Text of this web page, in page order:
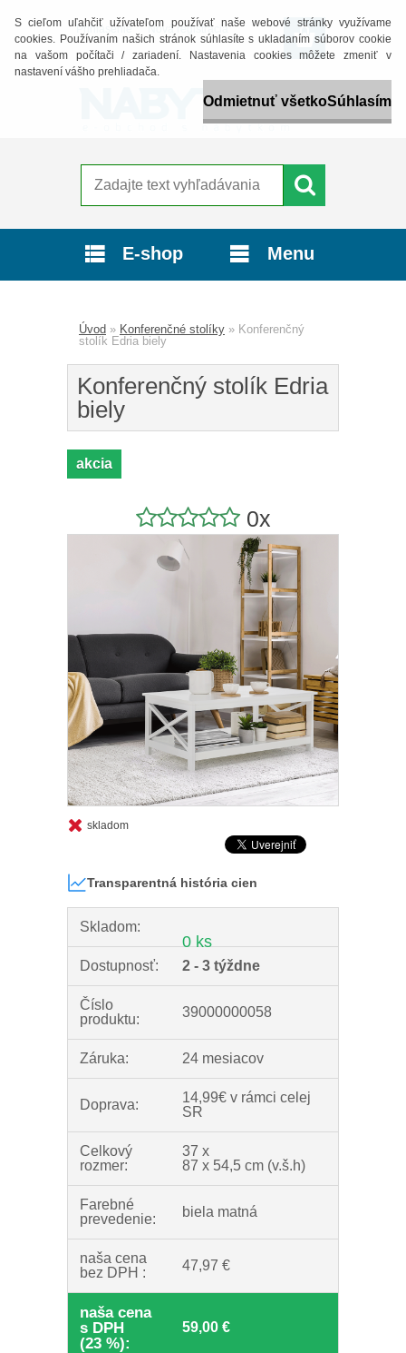
S cieľom uľahčiť užívateľom používať naše webové stránky využívame
cookies. Používaním našich stránok súhlasíte s ukladaním súborov cookie
na vašom počítači / zariadení. Nastavenia cookies môžete zmeniť v
nastavení vášho prehliadača.
Odmietnuť všetkoSúhlasím
Prihlásenie Nová registrácia
E-shop Menu
Úvod » Konferenčné stolíky » Konferenčný
stolík Edria biely
Konferenčný stolík Edria
biely
akcia
0x
skladom
Transparentná história cien
Skladom:
0 ks
Dostupnosť: 2 - 3 týždne
Číslo
produktu:
39000000058
Záruka: 24 mesiacov
Doprava:
14,99€ v rámci celej
SR
Celkový
rozmer:
37 x
87 x 54,5 cm (v.š.h)
Farebné
prevedenie:
biela matná
naša cena
bez DPH :
47,97 €
naša cena
s DPH
(23 %):
59,00 €